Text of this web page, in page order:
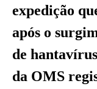
expedição
após o
de
da OMS